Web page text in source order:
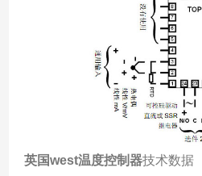
英国west温度控制器技术数据